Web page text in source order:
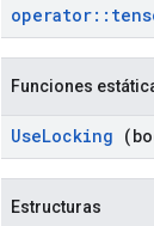
operator::
Funciones
UseLocking
Estructuras